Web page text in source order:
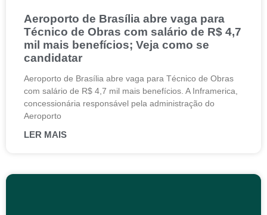
Aeroporto de Brasília abre vaga para
Técnico de Obras com salário de R$ 4,7
mil mais benefícios; Veja como se
candidatar
Aeroporto de Brasília abre vaga para Técnico de Obras
com salário de R$ 4,7 mil mais benefícios. A Inframerica,
concessionária responsável pela administração do
Aeroporto
LER MAIS